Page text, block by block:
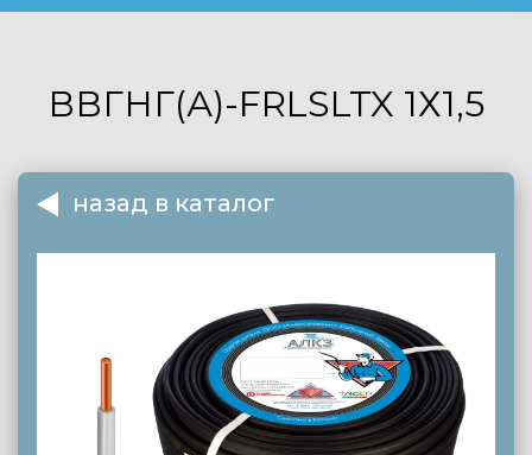
ВВГНГ(А)-FRLSLTX 1Х1,5
назад в каталог